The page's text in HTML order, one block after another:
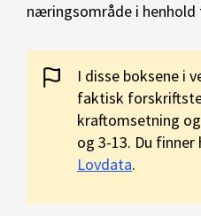
næringsområde i henhold
I disse boksene i
faktisk
kraftomsetning
og 3-13. Du
Lovdata.